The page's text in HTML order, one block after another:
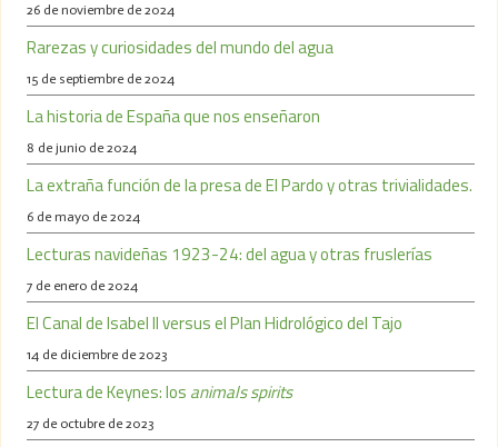
26 de noviembre de 2024
Rarezas y curiosidades del mundo del agua
15 de septiembre de 2024
La historia de España que nos enseñaron
8 de junio de 2024
La extraña función de la presa de El Pardo y otras trivialidades.
6 de mayo de 2024
Lecturas navideñas 1923-24: del agua y otras fruslerías
7 de enero de 2024
El Canal de Isabel II versus el Plan Hidrológico del Tajo
14 de diciembre de 2023
Lectura de Keynes: los animals spirits
27 de octubre de 2023